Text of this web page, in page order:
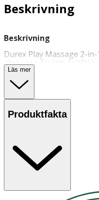
Beskrivning
Beskrivning
Durex Play Massage 2-
aloe vera. En lätt, fettfri
massage över hela
Glidmedlet är
lämnar inga fläckar.
lindrar torra slemhinnor
skönare upplevelse. Följ
produkten/
- Ta av locket och tryck
glidmedlet på dina
kroppen. Behövs det
glidmedel på utsidan.
Läs mer
Produktfakta